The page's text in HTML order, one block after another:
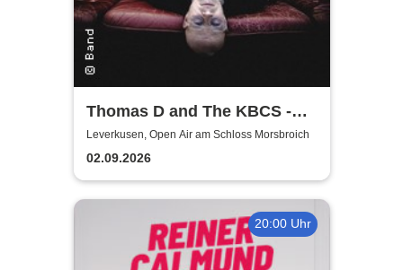
Thomas D and The KBCS -
Neocortex Tour 2026
Leverkusen, Open Air am Schloss Morsbroich
02.09.2026
20:00 Uhr